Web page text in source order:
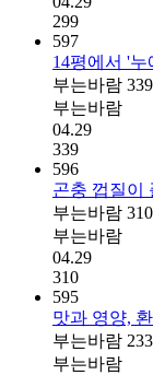
299
597
14평에서 '
부는바람 339
부는바람
04.29
339
596
곤충 껍질이
부는바람 310
부는바람
04.29
310
595
맛과 영양,
부는바람 233
부는바람